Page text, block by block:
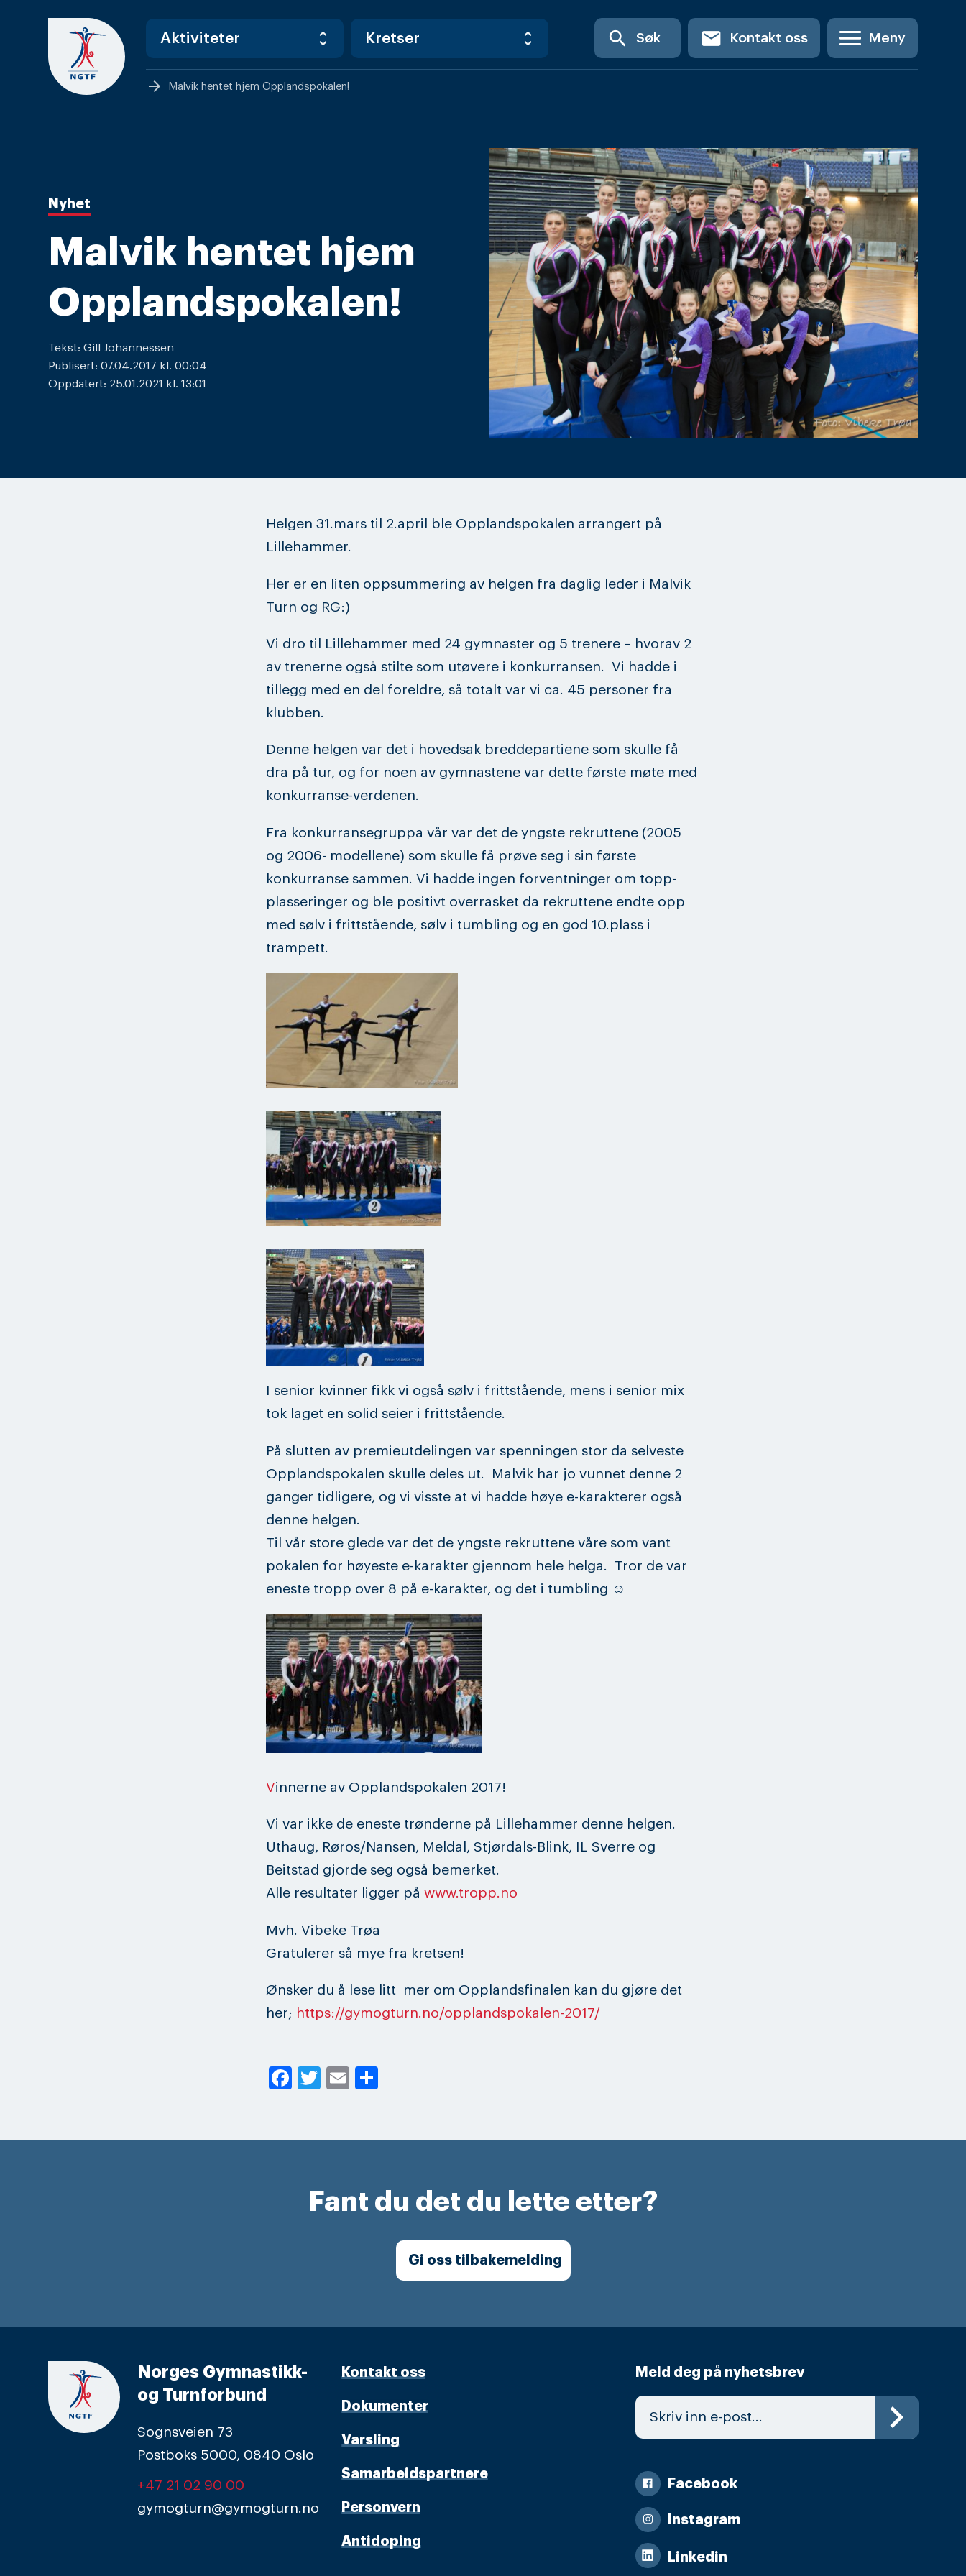
content
search Søk email Kontakt oss Meny
arrow_forward Malvik hentet hjem Opplandspokalen!
Nyhet
Malvik hentet hjem
Opplandspokalen!
Tekst: Gill Johannessen
Publisert: 07.04.2017 kl. 00:04
Oppdatert: 25.01.2021 kl. 13:01
Helgen 31.mars til 2.april ble Opplandspokalen arrangert på
Lillehammer.
Her er en liten oppsummering av helgen fra daglig leder i Malvik
Turn og RG:)
Vi dro til Lillehammer med 24 gymnaster og 5 trenere – hvorav 2
av trenerne også stilte som utøvere i konkurransen. Vi hadde i
tillegg med en del foreldre, så totalt var vi ca. 45 personer fra
klubben.
Denne helgen var det i hovedsak breddepartiene som skulle få
dra på tur, og for noen av gymnastene var dette første møte med
konkurranse-verdenen.
Fra konkurransegruppa vår var det de yngste rekruttene (2005
og 2006- modellene) som skulle få prøve seg i sin første
konkurranse sammen. Vi hadde ingen forventninger om topp-
plasseringer og ble positivt overrasket da rekruttene endte opp
med sølv i frittstående, sølv i tumbling og en god 10.plass i
trampett.
I senior kvinner fikk vi også sølv i frittstående, mens i senior mix
tok laget en solid seier i frittstående.
På slutten av premieutdelingen var spenningen stor da selveste
Opplandspokalen skulle deles ut. Malvik har jo vunnet denne 2
ganger tidligere, og vi visste at vi hadde høye e-karakterer også
denne helgen.
Til vår store glede var det de yngste rekruttene våre som vant
pokalen for høyeste e-karakter gjennom hele helga. Tror de var
eneste tropp over 8 på e-karakter, og det i tumbling ☺
Vinnerne av Opplandspokalen 2017!
Vi var ikke de eneste trønderne på Lillehammer denne helgen.
Uthaug, Røros/Nansen, Meldal, Stjørdals-Blink, IL Sverre og
Beitstad gjorde seg også bemerket.
Alle resultater ligger på www.tropp.no
Mvh. Vibeke Trøa
Gratulerer så mye fra kretsen!
Ønsker du å lese litt mer om Opplandsfinalen kan du gjøre det
her; https://gymogturn.no/opplandspokalen-2017/
Facebook
Twitter
Email
Fant du det du lette etter?
Gi oss tilbakemelding
Norges Gymnastikk-
og Turnforbund
Sognsveien 73
Postboks 5000, 0840 Oslo
+47 21 02 90 00
gymogturn@gymogturn.no
Kontakt oss
Dokumenter
Varsling
Samarbeidspartnere
Personvern
Antidoping
Meld deg på nyhetsbrev
Facebook
Instagram
Linkedin